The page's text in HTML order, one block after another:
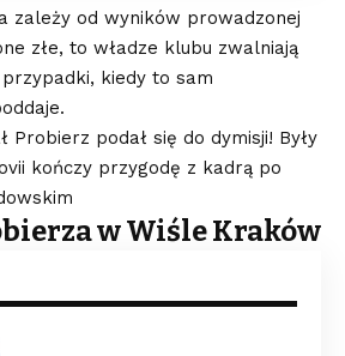
zależy od wyników prowadzonej
złe, to władze klubu zwalniają
kiedy to sam
Probierz podał się do dymisji! Były
kończy przygodę z kadrą po
w Wiśle Kraków